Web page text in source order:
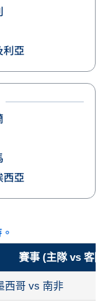
利亞
西亞
賽事 (主隊 vs 客隊)
西哥 vs 南非